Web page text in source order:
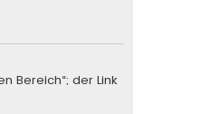
Bereich“; der Link